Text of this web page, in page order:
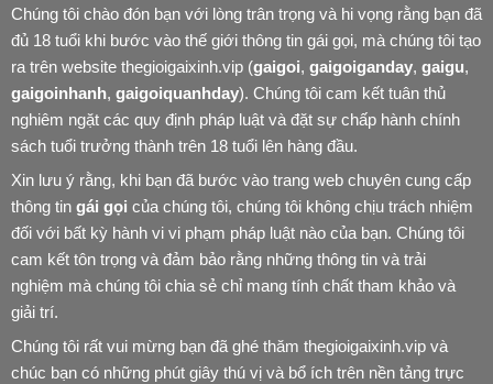
Chúng tôi chào đón bạn với lòng trân trọng và hi vọng rằng bạn đã
đủ 18 tuổi khi bước vào thế giới thông tin gái gọi, mà chúng tôi tạo
ra trên website thegioigaixinh.vip (gaigoi, gaigoiganday, gaigu,
gaigoinhanh, gaigoiquanhday). Chúng tôi cam kết tuân thủ
nghiêm ngặt các quy định pháp luật và đặt sự chấp hành chính
sách tuổi trưởng thành trên 18 tuổi lên hàng đầu.
Xin lưu ý rằng, khi bạn đã bước vào trang web chuyên cung cấp
thông tin gái gọi của chúng tôi, chúng tôi không chịu trách nhiệm
đối với bất kỳ hành vi vi phạm pháp luật nào của bạn. Chúng tôi
cam kết tôn trọng và đảm bảo rằng những thông tin và trải
nghiệm mà chúng tôi chia sẻ chỉ mang tính chất tham khảo và
giải trí.
Chúng tôi rất vui mừng bạn đã ghé thăm thegioigaixinh.vip và
chúc bạn có những phút giây thú vị và bổ ích trên nền tảng trực